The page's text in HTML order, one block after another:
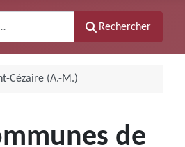
Rechercher
Cézaire (A.-M.)
de